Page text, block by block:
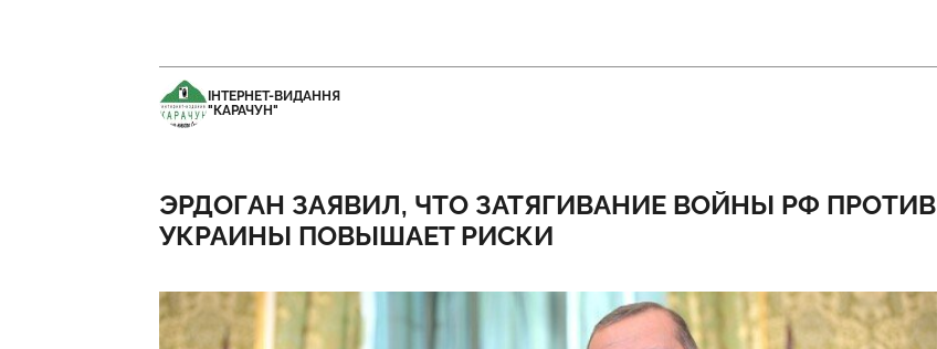
ІНТЕРНЕТ-ВИДАННЯ
"КАРАЧУН"
ЭРДОГАН ЗАЯВИЛ, ЧТО ЗАТЯГИВАНИЕ ВОЙНЫ РФ ПРОТИВ
УКРАИНЫ ПОВЫШАЕТ РИСКИ